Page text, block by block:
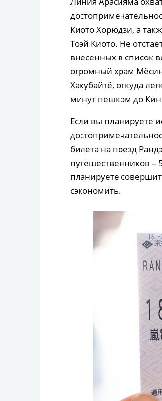
Киото Хорюдзи, а
Тоэй Киото. Не
внесенных в список
огромный храм
Хакубайтё, откуда
минут пешком до
Если вы планируете
билета на поезд
путешественников –
планируете
сэкономить.